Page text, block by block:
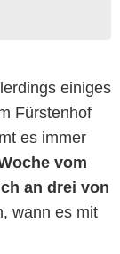
einiges
Fürstenhof
es immer
vom
an drei von
wann es mit